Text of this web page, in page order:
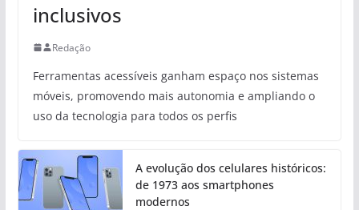
inclusivos
Redação
Ferramentas acessíveis ganham espaço nos sistemas
móveis, promovendo mais autonomia e ampliando o
uso da tecnologia para todos os perfis
A evolução dos celulares históricos:
de 1973 aos smartphones
modernos